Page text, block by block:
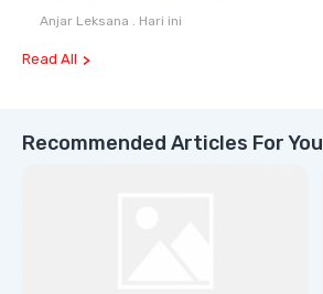
Stok Terbatas
Anjar Leksana . Hari ini
Read All
Recommended Articles For You